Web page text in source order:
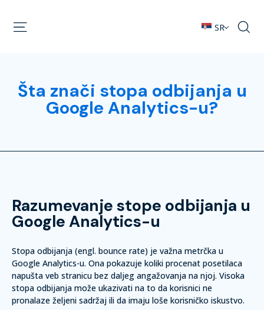
SR
Šta znači stopa odbijanja u
Google Analytics-u?
Razumevanje stope odbijanja u
Google Analytics-u
Stopa odbijanja (engl. bounce rate) je važna metrčka u
Google Analytics-u. Ona pokazuje koliki procenat posetilaca
napušta veb stranicu bez daljeg angažovanja na njoj. Visoka
stopa odbijanja može ukazivati na to da korisnici ne
pronalaze željeni sadržaj ili da imaju loše korisničko iskustvo.